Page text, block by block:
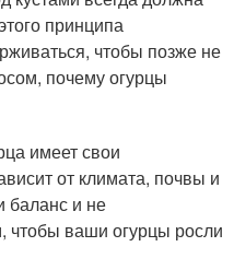
принципа
чтобы позже не
почему огурцы
имеет свои
от климата, почвы и
баланс и не
чтобы ваши огурцы росли